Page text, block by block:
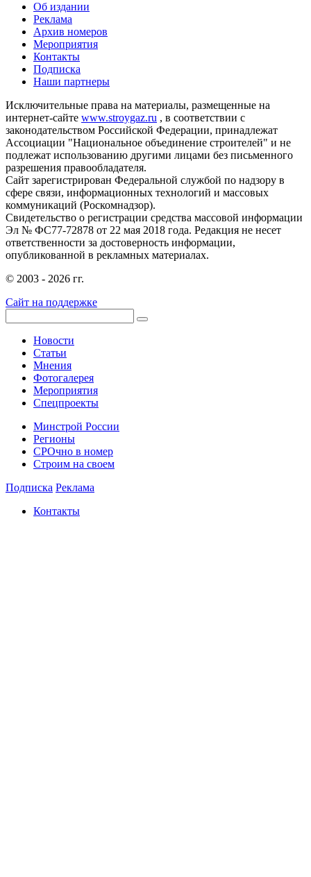
Об издании
Реклама
Архив номеров
Мероприятия
Контакты
Подписка
Наши партнеры
Исключительные права на материалы, размещенные на
интернет-сайте www.stroygaz.ru , в соответствии с
законодательством Российской Федерации, принадлежат
Ассоциации "Национальное объединение строителей" и не
подлежат использованию другими лицами без письменного
разрешения правообладателя.
Сайт зарегистрирован Федеральной службой по надзору в
сфере связи, информационных технологий и массовых
коммуникаций (Роскомнадзор).
Свидетельство о регистрации средства массовой информации
Эл № ФС77-72878 от 22 мая 2018 года. Редакция не несет
ответственности за достоверность информации,
опубликованной в рекламных материалах.
© 2003 - 2026 гг.
Сайт на поддержке
Новости
Статьи
Мнения
Фотогалерея
Мероприятия
Спецпроекты
Минстрой России
Регионы
СРОчно в номер
Строим на своем
Подписка Реклама
Контакты